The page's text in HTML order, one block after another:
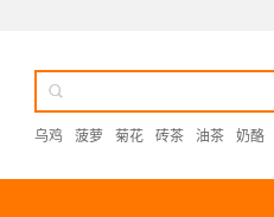
乌鸡 菠萝 菊花 砖茶 油茶 奶酪